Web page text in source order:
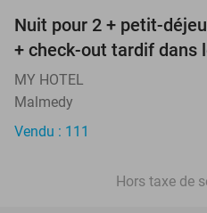
Nuit pour 2 + petit-
+ check-out tardif dans
MY HOTEL
Malmedy
Vendu : 111
Hors taxe de